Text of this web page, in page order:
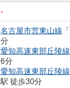
-
名古屋市営東山線 「
分
愛知高速東部丘陵線
6分
愛知高速東部丘陵線
駅 徒歩30分